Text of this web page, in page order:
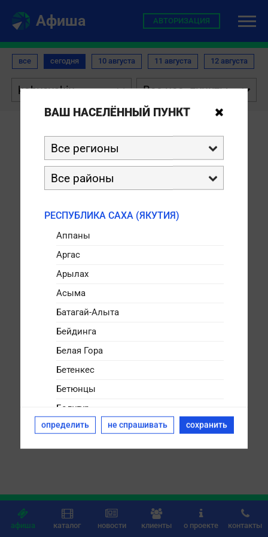
Афиша АВТОРИЗАЦИЯ
все сегодня 10 августа 11 августа 12 августа
 
НЕТ СЕАНСОВ

афиша

каталог

новости

клиенты

о проекте

контакты
ВАШ НАСЕЛЁННЫЙ ПУНКТ 


РЕСПУБЛИКА САХА (ЯКУТИЯ)
Аппаны
Аргас
Арылах
Асыма
Батагай-Алыта
Бейдинга
Белая Гора
Бетенкес
Бетюнцы
Болугур
Булгунняхтах
Бясь-Кюёль
Дюпся
Дябыла
определить не спрашивать сохранить